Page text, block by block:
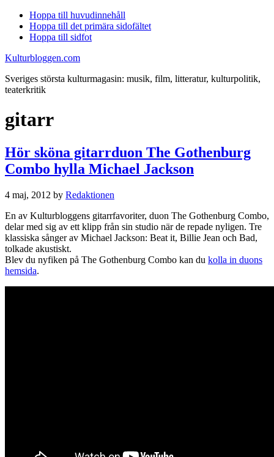
Hoppa till huvudinnehåll
Hoppa till det primära sidofältet
Hoppa till sidfot
Kulturbloggen.com
Sveriges största kulturmagasin: musik, film, litteratur, kulturpolitik,
teaterkritik
gitarr
Hör sköna gitarrduon The Gothenburg
Combo hylla Michael Jackson
4 maj, 2012 by Redaktionen
En av Kulturbloggens gitarrfavoriter, duon The Gothenburg Combo,
delar med sig av ett klipp från sin studio när de repade nyligen. Tre
klassiska sånger av Michael Jackson: Beat it, Billie Jean och Bad,
tolkade akustiskt.
Blev du nyfiken på The Gothenburg Combo kan du kolla in duons
hemsida.